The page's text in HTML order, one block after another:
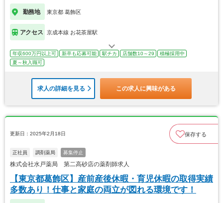
勤務地 東京都 葛飾区
アクセス 京成本線 お花茶屋駅
年収600万円以上可 新卒も応募可能 駅チカ 店舗数10～29
積極採用中
夏～秋入職可
求人の詳細を見る この求人に興味がある
更新日：2025年2月18日 保存する
正社員 調剤薬局 募集停止
株式会社水戸薬局 第二高砂店の薬剤師求人
【東京都葛飾区】産前産後休暇・育児休暇の取得実績
多数あり！仕事と家庭の両立が図れる環境です！